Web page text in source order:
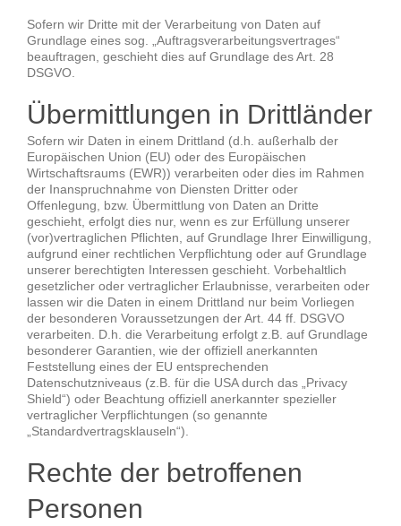
Sofern wir Dritte mit der Verarbeitung von Daten auf
Grundlage eines sog. „Auftragsverarbeitungsvertrages“
beauftragen, geschieht dies auf Grundlage des Art. 28
DSGVO.
Übermittlungen in Drittländer
Sofern wir Daten in einem Drittland (d.h. außerhalb der
Europäischen Union (EU) oder des Europäischen
Wirtschaftsraums (EWR)) verarbeiten oder dies im Rahmen
der Inanspruchnahme von Diensten Dritter oder
Offenlegung, bzw. Übermittlung von Daten an Dritte
geschieht, erfolgt dies nur, wenn es zur Erfüllung unserer
(vor)vertraglichen Pflichten, auf Grundlage Ihrer Einwilligung,
aufgrund einer rechtlichen Verpflichtung oder auf Grundlage
unserer berechtigten Interessen geschieht. Vorbehaltlich
gesetzlicher oder vertraglicher Erlaubnisse, verarbeiten oder
lassen wir die Daten in einem Drittland nur beim Vorliegen
der besonderen Voraussetzungen der Art. 44 ff. DSGVO
verarbeiten. D.h. die Verarbeitung erfolgt z.B. auf Grundlage
besonderer Garantien, wie der offiziell anerkannten
Feststellung eines der EU entsprechenden
Datenschutzniveaus (z.B. für die USA durch das „Privacy
Shield“) oder Beachtung offiziell anerkannter spezieller
vertraglicher Verpflichtungen (so genannte
„Standardvertragsklauseln“).
Rechte der betroffenen
Personen